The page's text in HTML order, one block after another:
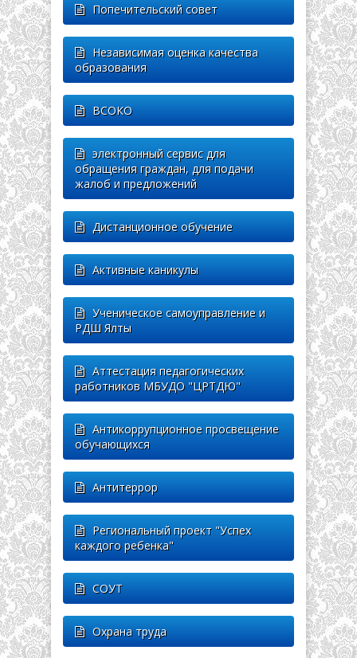
Попечительский совет
Независимая оценка качества
образования
ВСОКО
электронный сервис для
обращения граждан, для подачи
жалоб и предложений
Дистанционное обучение
Активные каникулы
Ученическое самоуправление и
РДШ Ялты
Аттестация педагогических
работников МБУДО "ЦРТДЮ"
Антикоррупционное просвещение
обучающихся
Антитеррор
Региональный проект "Успех
каждого ребенка"
СОУТ
Охрана труда